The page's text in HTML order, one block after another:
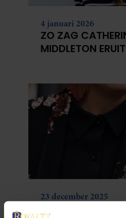
4 januari 2026
ZO ZAG
MIDDLETON
23 december 2025
DIT IS HET